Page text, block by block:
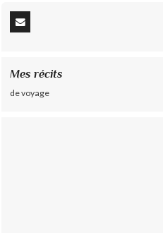
Mes récits
de voyage